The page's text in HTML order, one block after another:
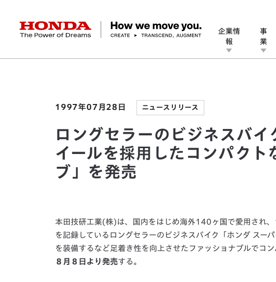
HONDA The Power of Dreams
企業情
報
社長メッセージ 経営方針 会社概要 ヒストリー
事
業
バイク パワープロダクツ マリン その他事業
テクノロジー デザイン オープンイノベーション
ESGレポート Honda Report 環境 社会 ガバナンス
IR資料室 財務・業績情報 株式・債券情報
ニュースルーム
Discover Honda
ロングセラーのビジネスバイク「ホンダ
1997年07月28日 ニュースリリース
ロングセラーのビジネスバ
イールを採用したコンパクト
ブ」を発売
本田技研工業(株)は、国内をはじめ海外140ヶ国で愛用され
を記録しているロングセラーのビジネスバイク「ホンダ スー
を装備するなど足着き性を向上させたファッショナブルでコ
８月８日より発売する。